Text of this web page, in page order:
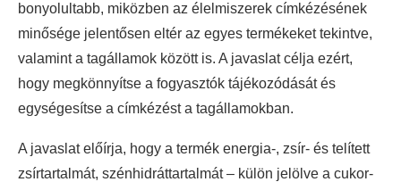
bonyolultabb, miközben az élelmiszerek címkézésének
minősége jelentősen eltér az egyes termékeket tekintve,
valamint a tagállamok között is. A javaslat célja ezért,
hogy megkönnyítse a fogyasztók tájékozódását és
egységesítse a címkézést a tagállamokban.
A javaslat előírja, hogy a termék energia-, zsír- és telített
zsírtartalmát, szénhidráttartalmát – külön jelölve a cukor-